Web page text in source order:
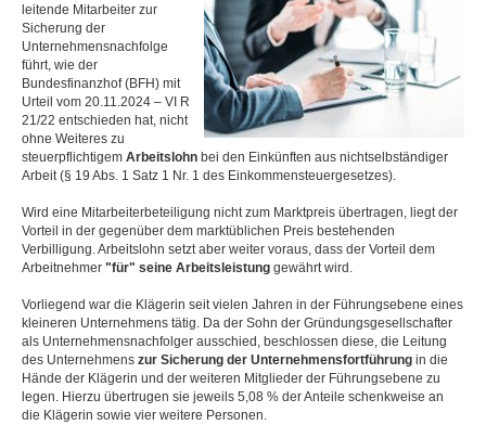
leitende Mitarbeiter zur
Sicherung der
Unternehmensnachfolge
führt, wie der
Bundesfinanzhof (BFH) mit
Urteil vom 20.11.2024 – VI R
21/22 entschieden hat, nicht
ohne Weiteres zu
steuerpflichtigem Arbeitslohn bei den Einkünften aus nichtselbständiger
Arbeit (§ 19 Abs. 1 Satz 1 Nr. 1 des Einkommensteuergesetzes).
Wird eine Mitarbeiterbeteiligung nicht zum Marktpreis übertragen, liegt der
Vorteil in der gegenüber dem marktüblichen Preis bestehenden
Verbilligung. Arbeitslohn setzt aber weiter voraus, dass der Vorteil dem
Arbeitnehmer "für" seine Arbeitsleistung gewährt wird.
Vorliegend war die Klägerin seit vielen Jahren in der Führungsebene eines
kleineren Unternehmens tätig. Da der Sohn der Gründungsgesellschafter
als Unternehmensnachfolger ausschied, beschlossen diese, die Leitung
des Unternehmens zur Sicherung der Unternehmensfortführung in die
Hände der Klägerin und der weiteren Mitglieder der Führungsebene zu
legen. Hierzu übertrugen sie jeweils 5,08 % der Anteile schenkweise an
die Klägerin sowie vier weitere Personen.